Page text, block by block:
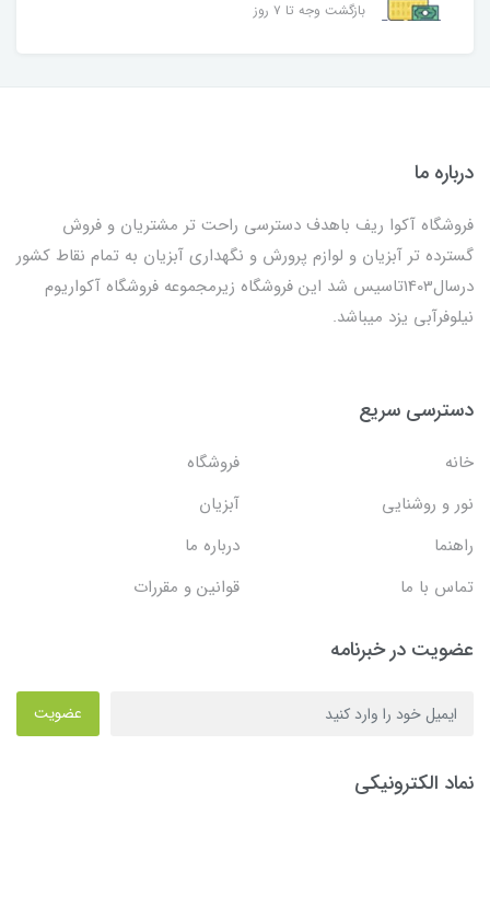
بازگشت وجه تا ۷ روز
درباره ما
فروشگاه آکوا ریف باهدف دسترسی راحت تر مشتریان و فروش
گسترده تر آبزیان و لوازم پرورش و نگهداری آبزیان به تمام نقاط کشور
درسال1403تاسیس شد این فروشگاه زیرمجموعه فروشگاه آکواریوم
نیلوفرآبی یزد میباشد.
دسترسی سریع
خانه
فروشگاه
نور و روشنایی
آبزیان
راهنما
درباره ما
تماس با ما
قوانین و مقررات
عضویت در خبرنامه
عضویت
نماد الکترونیکی